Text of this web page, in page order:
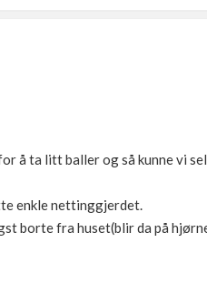
å ta litt baller og så kunne vi
enkle nettinggjerdet.
borte fra huset(blir da på